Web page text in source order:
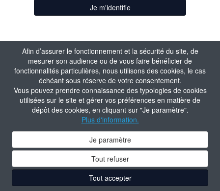
Afin d’assurer le fonctionnement et la sécurité du site, de
mesurer son audience ou de vous faire bénéficier de
fonctionnalités particulières, nous utilisons des cookies, le cas
échéant sous réserve de votre consentement.
Vous pouvez prendre connaissance des typologies de cookies
utilisées sur le site et gérer vos préférences en matière de
dépôt des cookies, en cliquant sur "Je paramètre".
Plus d'information.
Je paramètre
Tout refuser
Tout accepter
Je m'identifie